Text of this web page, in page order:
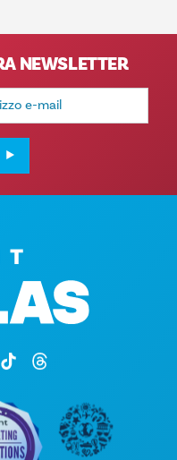
NEWSLETTER